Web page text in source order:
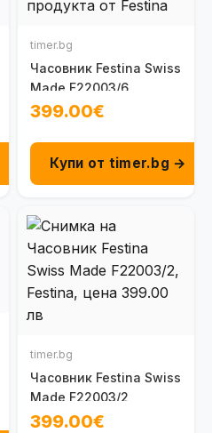
timer.bg
Часовник Festina Swiss
Made F22003/6
399.00€
Купи от timer.bg →
timer.bg
Часовник Festina Swiss
Made F22003/2
399.00€